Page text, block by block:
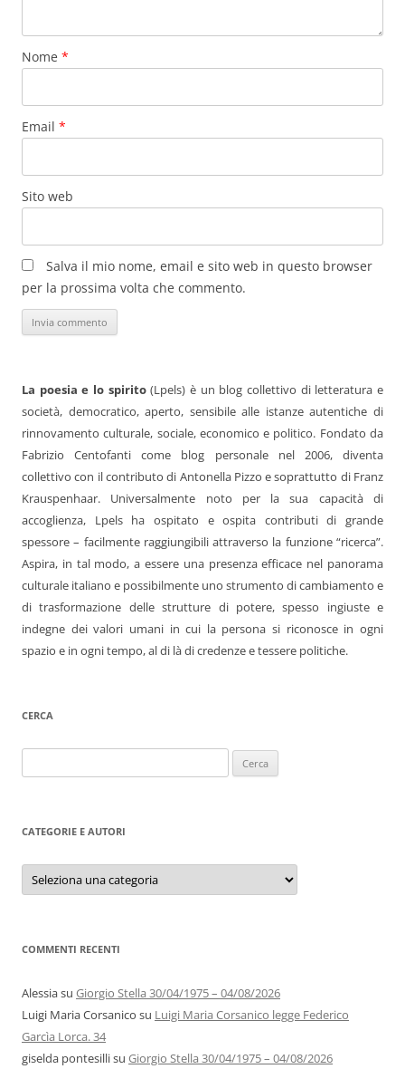
Nome *
Email *
Sito web
Salva il mio nome, email e sito web in questo browser
per la prossima volta che commento.
La poesia e lo spirito(Lpels) è un blog collettivo di letteratura e
società, democratico, aperto, sensibile alle istanze autentiche di
rinnovamento culturale, sociale, economico e politico. Fondato da
Fabrizio Centofanti come blog personale nel 2006, diventa
collettivo con il contributo di Antonella Pizzo e soprattutto di Franz
Krauspenhaar. Universalmente noto per la sua capacità di
accoglienza, Lpels ha ospitato e ospita contributi di grande
spessore – facilmente raggiungibili attraverso la funzione “ricerca”.
Aspira, in tal modo, a essere una presenza efficace nel panorama
culturale italiano e possibilmente uno strumento di cambiamento e
di trasformazione delle strutture di potere, spesso ingiuste e
indegne dei valori umani in cui la persona si riconosce in ogni
spazio e in ogni tempo, al di là di credenze e tessere politiche.
CERCA
per:
CATEGORIE E AUTORI
Categorie
autori
COMMENTI RECENTI
Alessiasu Giorgio Stella 30/04/1975 – 04/08/2026
Luigi Maria Corsanico su Luigi Maria Corsanico legge Federico
Garcìa Lorca. 34
giselda pontesillisu Giorgio Stella 30/04/1975 – 04/08/2026